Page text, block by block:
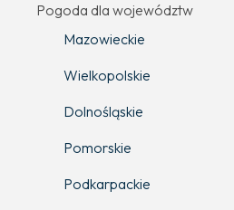
Pogoda dla województw
Mazowieckie
Wielkopolskie
Dolnośląskie
Pomorskie
Podkarpackie